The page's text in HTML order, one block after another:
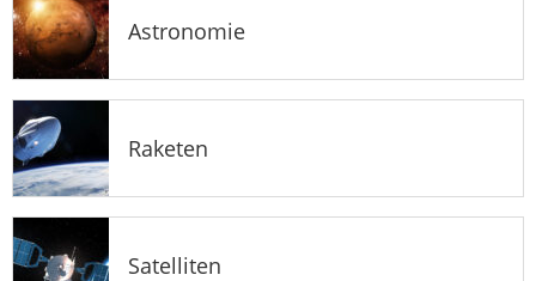
Astronomie
Raketen
Satelliten